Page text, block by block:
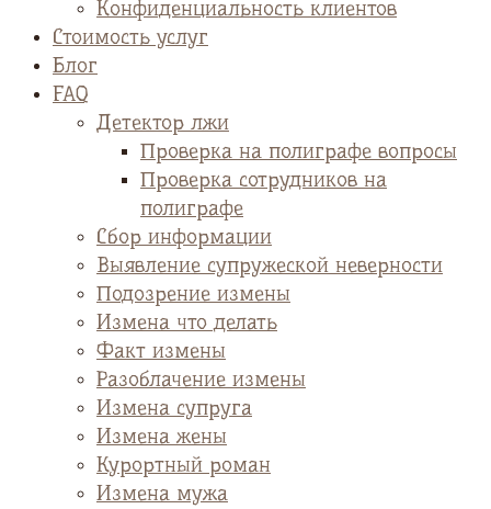
Конфиденциальность клиентов
Стоимость услуг
Блог
FAQ
Детектор лжи
Проверка на полиграфе вопросы
Проверка сотрудников на
полиграфе
Сбор информации
Выявление супружеской неверности
Подозрение измены
Измена что делать
Факт измены
Разоблачение измены
Измена супруга
Измена жены
Курортный роман
Измена мужа